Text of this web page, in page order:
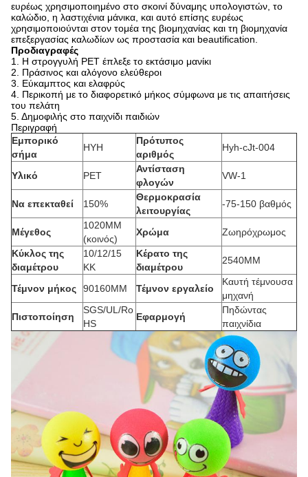
ευρέως χρησιμοποιημένο στο σκοινί δύναμης υπολογιστών, το
καλώδιο, η λαστιχένια μάνικα, και αυτό επίσης ευρέως
χρησιμοποιούνται στον τομέα της βιομηχανίας και τη βιομηχανία
επεξεργασίας καλωδίων ως προστασία και beautification.
Προδιαγραφές
1. Η στρογγυλή PET έπλεξε το εκτάσιμο μανίκι
2. Πράσινος και αλόγονο ελεύθεροι
3. Εύκαμπτος και ελαφρύς
4. Περικοπή με το διαφορετικό μήκος σύμφωνα με τις απαιτήσεις
του πελάτη
5. Δημοφιλής στο παιχνίδι παιδιών
Περιγραφή
Εμπορικό
σήμα
HYH
Πρότυπος
αριθμός
Hyh-cJt-004
Υλικό PET
Αντίσταση
φλογών
VW-1
Να επεκταθεί 150%
Θερμοκρασία
λειτουργίας
-75-150 βαθμός
Μέγεθος
1020MM
(κοινός)
Χρώμα
Ζωηρόχρωμος
Κύκλος της
διαμέτρου
10/12/15
ΚΚ
Κέρατο της
διαμέτρου
2540MM
Τέμνον μήκος 90160MM Τέμνον εργαλείο
Καυτή τέμνουσα
μηχανή
Πιστοποίηση
SGS/UL/Ro
HS
Εφαρμογή
Πηδώντας
παιχνίδια